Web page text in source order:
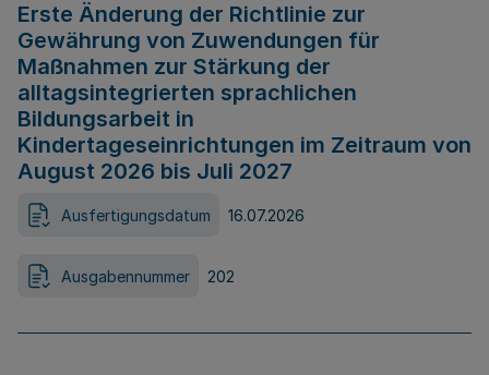
Erste Änderung der Richtlinie zur
Gewährung von Zuwendungen für
Maßnahmen zur Stärkung der
alltagsintegrierten sprachlichen
Bildungsarbeit in
Kindertageseinrichtungen im Zeitraum von
August 2026 bis Juli 2027
Ausfertigungsdatum 16.07.2026
Ausgabennummer 202